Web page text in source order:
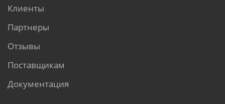
Клиенты
Партнеры
Отзывы
Поставщикам
Документация